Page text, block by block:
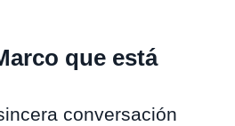
que está
conversación